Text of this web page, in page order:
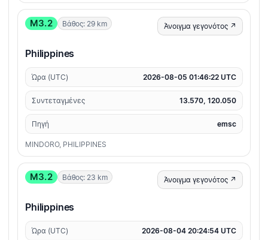
M3.2 Βάθος: 29 km Άνοιγμα γεγονότος ↗
Philippines
Ώρα (UTC) 2026-08-05 01:46:22 UTC
Συντεταγμένες 13.570, 120.050
Πηγή emsc
MINDORO, PHILIPPINES
M3.2 Βάθος: 23 km Άνοιγμα γεγονότος ↗
Philippines
Ώρα (UTC) 2026-08-04 20:24:54 UTC